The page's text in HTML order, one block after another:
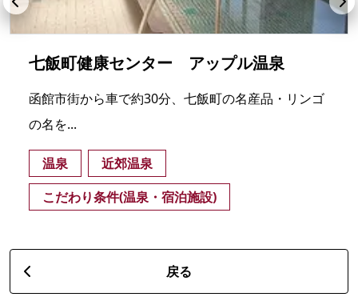
七飯町健康センター アップル温泉
函館市街から車で約30分、七飯町の名産品・リンゴ
の名を...
温泉
近郊温泉
こだわり条件(温泉・宿泊施設)
戻る